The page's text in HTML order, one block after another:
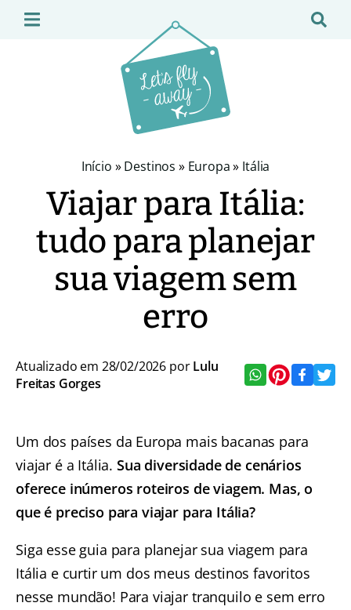
Início »Destinos » Europa» Itália
Viajar para Itália:
tudo para planejar
sua viagem sem
erro
Atualizado em 28/02/2026 porLulu
Freitas Gorges
Um dos países da Europa mais bacanas para
viajar é a Itália. Sua diversidade de cenários
oferece inúmeros roteiros de viagem. Mas, o
que é preciso para viajar para Itália?
Siga esse guia para planejar sua viagem para
Itália e curtir um dos meus destinos favoritos
nesse mundão! Para viajar tranquilo e sem erro